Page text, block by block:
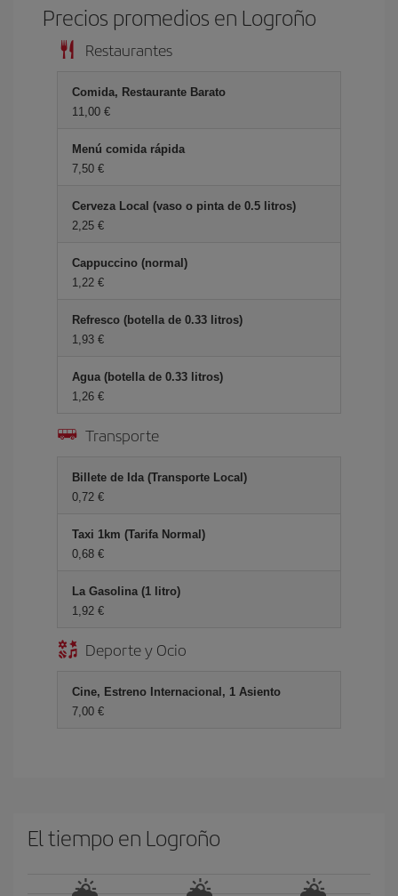
Precios promedios en Logroño
Restaurantes
Comida, Restaurante Barato
11,00
Menú comida rápida
7,50
Cerveza Local (vaso o pinta de 0.5 litros)
2,25
Cappuccino (normal)
1,22
Refresco (botella de 0.33 litros)
1,93
Agua (botella de 0.33 litros)
1,26
Transporte
Billete de Ida (Transporte Local)
0,72
Taxi 1km (Tarifa Normal)
0,68
La Gasolina (1 litro)
1,92
Deporte y Ocio
Cine, Estreno Internacional, 1 Asiento
7,00
El tiempo en Logroño